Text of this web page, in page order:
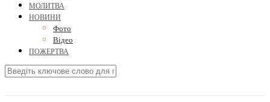
МОЛИТВА
НОВИНИ
Фото
Відео
ПОЖЕРТВА